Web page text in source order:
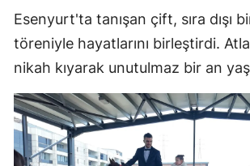
Esenyurt'ta tanışan çift, sıra dışı
töreniyle hayatlarını birleştirdi.
nikah kıyarak unutulmaz bir an